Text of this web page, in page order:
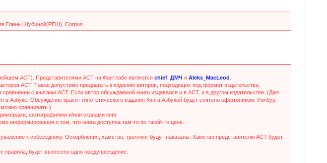
Елены Шубиной(РЕШ), Corpus.
АСТ). Представителями АСТ на Фантлабе являются chief ДМЧ и Aleks_MacLeod
АСТ. Также допустимо предлагать к изданию авторов, подходящих под формат издательства.
сравнении с книгами АСТ. Если автор обсуждаемой книги издавался и в АСТ, и в другом издательстве. (Даю
в Азбуке. Обсуждение красот гипотетического издания Кинга Азбукой будет сочтено оффтопиком. Уилбур
сравнивать.)
фотографиями и/или сканами книг.
информирования о том, что книга доступна там-то по такой-то цене.
к собеседнику. Оскорбления, хамство, троллинг будут наказаны. Хамство представителю АСТ будет
будет вынесено одно предупреждение.